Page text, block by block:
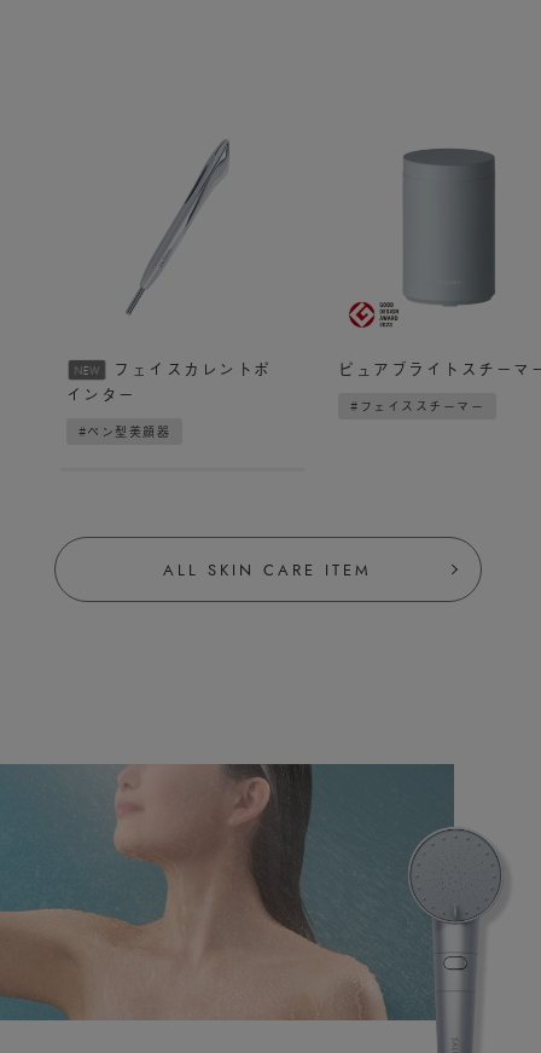
NEW
フェイスカレントポ
インター
#ペン型美顔器
ピュアブライトスチーマ
#フェイススチーマー
ALL SKIN CARE ITEM